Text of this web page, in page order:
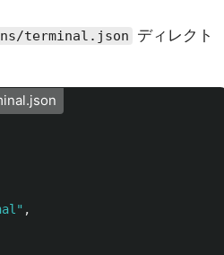
terminal.json
ディレクト
,